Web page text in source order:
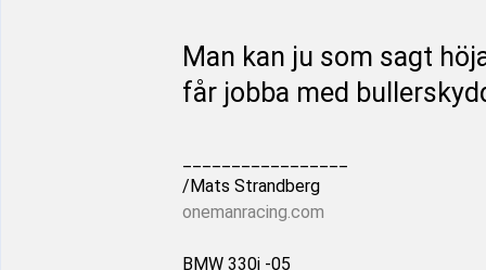
Man kan ju som sagt
får jobba med
/Mats Strandberg
onemanracing.com
BMW 330i -05